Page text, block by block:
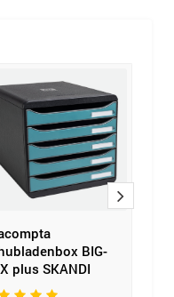
BIG-
plus SKANDI